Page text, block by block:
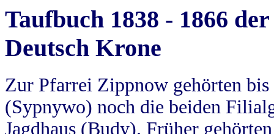
Taufbuch 1838 - 1866
Deutsch Krone
Zur Pfarrei Zippnow gehörten
(Sypnywo) noch die beiden
Jagdhaus (Budy). Früher